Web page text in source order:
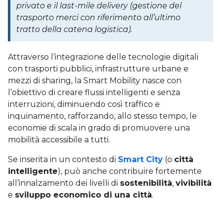
privato e il last-mile delivery (gestione del
trasporto merci con riferimento all’ultimo
tratto della catena logistica).
Attraverso l’integrazione delle tecnologie digitali
con trasporti pubblici, infrastrutture urbane e
mezzi di sharing, la Smart Mobility nasce con
l’obiettivo di creare flussi intelligenti e senza
interruzioni, diminuendo così traffico e
inquinamento, rafforzando, allo stesso tempo, le
economie di scala in grado di promuovere una
mobilità accessibile a tutti.
Se inserita in un contesto di Smart City (o città
intelligente), può anche contribuire fortemente
all’innalzamento dei livelli di sostenibilità, vivibilità
e sviluppo economico di una città.